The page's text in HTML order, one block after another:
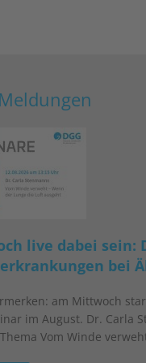
live dabei sein:
bei
am Mittwoch
im August. Dr. Carla
Vom Winde